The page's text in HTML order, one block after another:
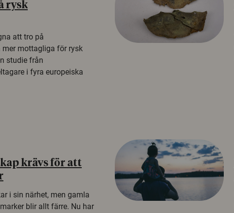
rysk
att tro på
mottagliga för rysk
studie från
i fyra europeiska
krävs för att
i sin närhet, men gamla
blir allt färre. Nu har